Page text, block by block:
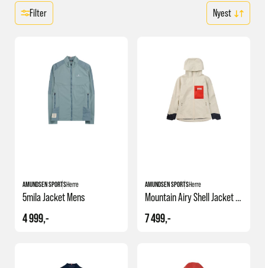
Til fjellskitur og topptur
mange også på godværsdager på vinteren. Bomull har kombinasjonen
godt vindtett og er samtidig behagelig og pustende å gå med.
Til deg som liker lag-på-lag prinsippet når du står på ski, anbefaler vi
deg å sjekke ut kategorien
. Her finner du vind- og vanntette
jakker hvor du ut fra temperatur og aktivitetsnivå avgjør mellomlager
Filter
AMUNDSEN SPORTSHerre
5mila Jacket Mens
4 999,-
AMUNDSEN SPORTSHerre
Mountain Airy Shell Jacket Men
7 499,-